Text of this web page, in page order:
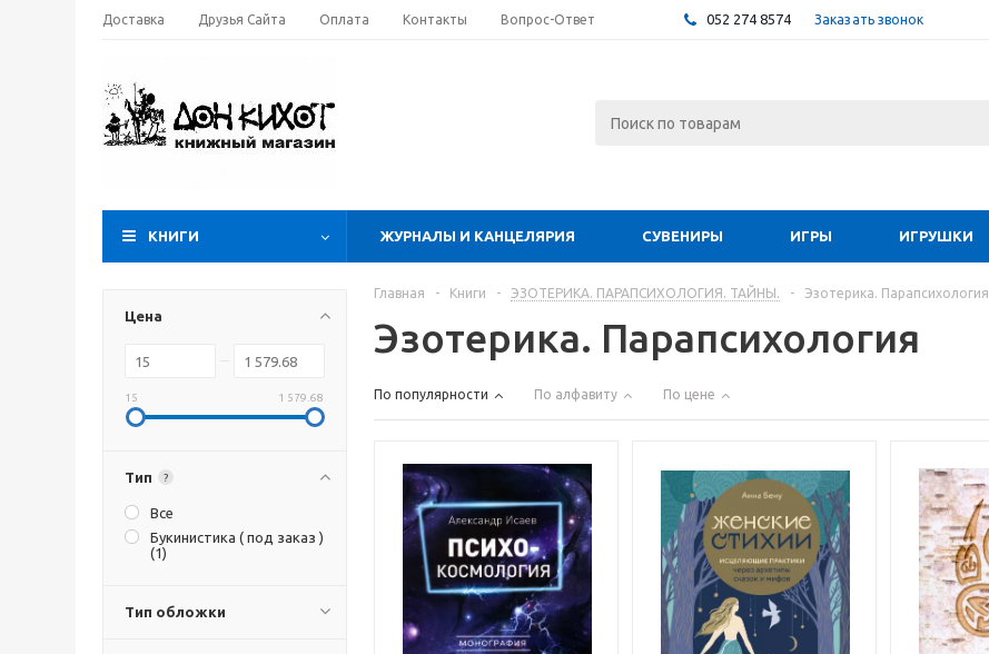
Доставка Друзья Сайта Оплата Контакты Вопрос-Ответ 052 274 8574 Заказать звонок
КНИГИ ЖУРНАЛЫ И КАНЦЕЛЯРИЯ СУВЕНИРЫ ИГРЫ ИГРУШКИ
Цена
15 1 579.68
Тип ?
Все
Букинистика ( под заказ )
(1)
Тип обложки
Главная - Книги - ЭЗОТЕРИКА. ПАРАПСИХОЛОГИЯ. ТАЙНЫ. - Эзотерика. Парапсихология
Эзотерика. Парапсихология
По популярности По алфавиту По цене